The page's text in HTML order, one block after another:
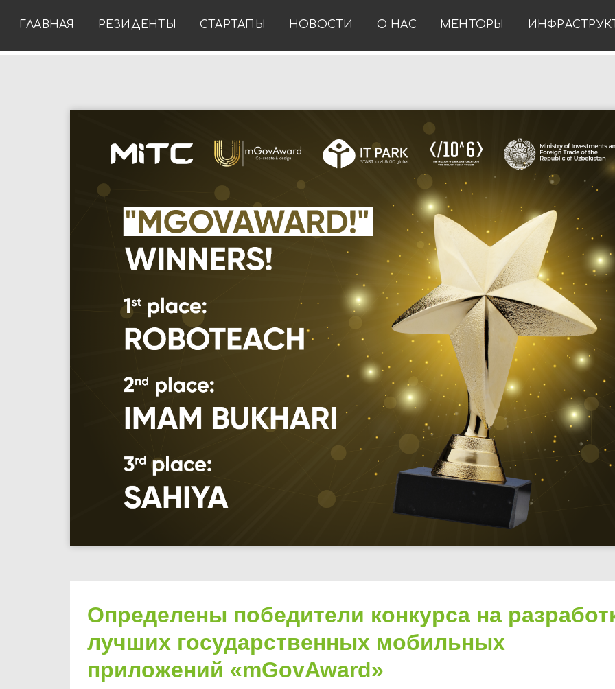
ГЛАВНАЯ РЕЗИДЕНТЫ СТАРТАПЫ НОВОСТИ О НАС МЕНТОРЫ
Определены победители конкурса на
лучших государственных мобильных
приложений «mGovAward»